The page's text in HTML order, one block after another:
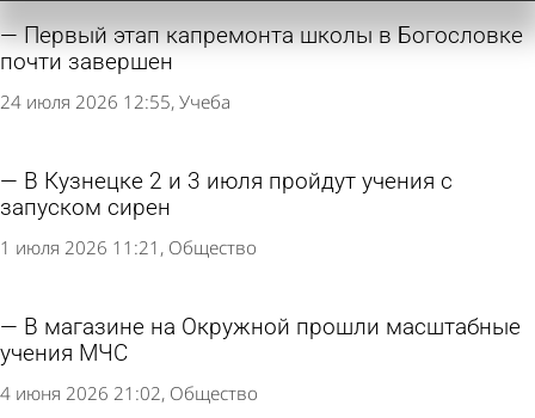
Первый этап капремонта школы в Богословке
почти завершен
24 июля 2026 12:55 Учеба
В Кузнецке 2 и 3 июля пройдут учения с
запуском сирен
1 июля 2026 11:21 Общество
В магазине на Окружной прошли масштaбные
учения МЧС
4 июня 2026 21:02 Общество